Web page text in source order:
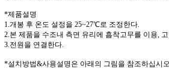
*제품설명
1.개봉 후 온도 설정을 25~27℃로 조정한다.
2.본 제품을 수조내 측면 유리에 흡착고무를 이용,
3.전원을 연결한다.
*설치방법&사용설명은 아래의 그림을 참조하십시